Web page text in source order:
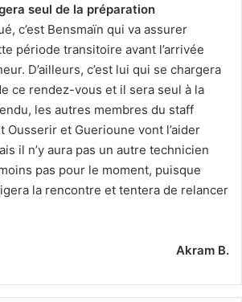
seul de la préparation
c’est Bensmaïn qui va assurer
période transitoire avant l’arrivée
D’ailleurs, c’est lui qui se chargera
ce rendez-vous et il sera seul à la
les autres membres du staff
Ousserir et Guerioune vont l’aider
il n’y aura pas un autre technicien
pas pour le moment, puisque
la rencontre et tentera de relancer
Akram B.